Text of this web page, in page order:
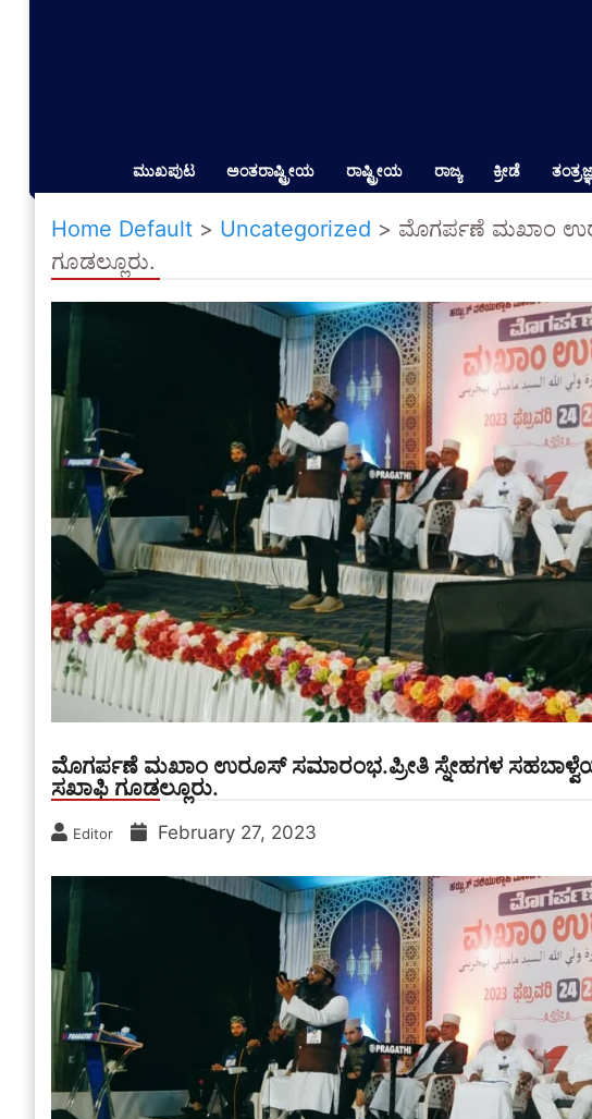
ಮುಖಪುಟ ಅಂತರಾಷ್ಟ್ರೀಯ ರಾಷ್ಟ್ರೀಯ ರಾಜ್ಯ ಕ್ರೀಡೆ
Home Default > Uncategorized > ಮೊಗರ್ಪಣೆ ಮಖಾಂ
ಗೂಡಲ್ಲೂರು.
ಮೊಗರ್ಪಣೆ ಮಖಾಂ ಉರೂಸ್ ಸಮಾರಂಭ.ಪ್ರೀತಿ ಸ್ನೇಹಗಳ
ಸಖಾಫಿ ಗೂಡಲ್ಲೂರು.
Editor February 27, 2023